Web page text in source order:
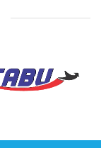
❯